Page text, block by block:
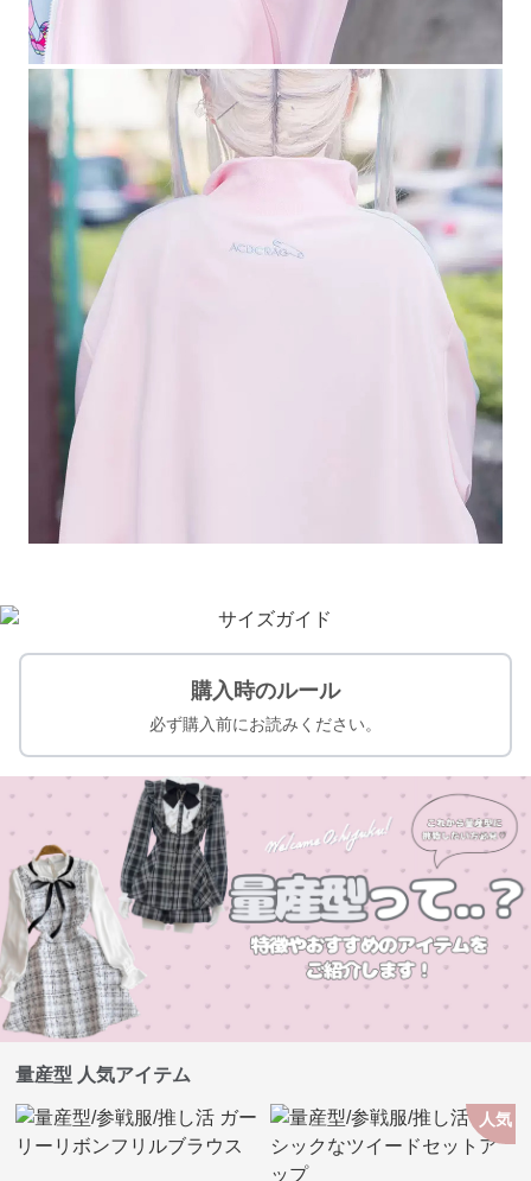
購入時のルール
必ず購入前にお読みください。
量産型 人気アイテム
人気